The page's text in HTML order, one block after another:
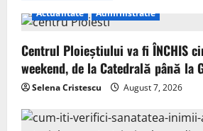
Actualitate Administratie
Centrul Ploieștiului va fi ÎNCHIS
weekend, de la Catedrală până la
Selena Cristescu August 7, 2026